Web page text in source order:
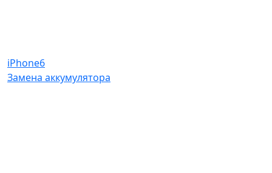
iPhone6
Замена аккумулятора